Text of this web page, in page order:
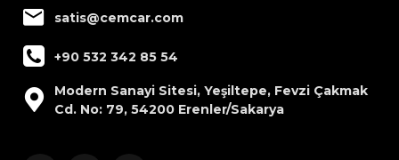
satis@cemcar.com
+90 532 342 85 54
Modern Sanayi Sitesi, Yeşiltepe, Fevzi Çakmak
Cd. No: 79, 54200 Erenler/Sakarya